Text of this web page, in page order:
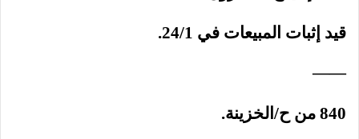
قيد إثبات المبيعات في 24/1.
——
840 من ح/الخزينة.